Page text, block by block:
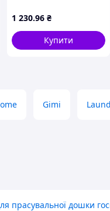
1 230.96 ₴
Купити
Gimi
прасувальної дошки